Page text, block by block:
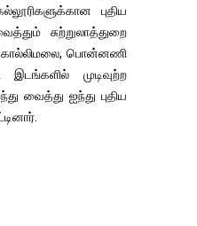
புதிய
சுற்றுலாத்துறை
பொன்னணி
முடிவுற்ற
வைத்து ஐந்து புதிய